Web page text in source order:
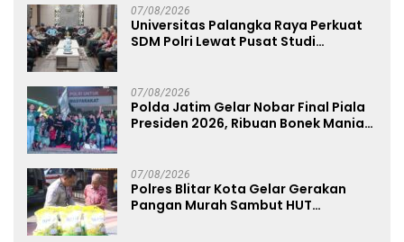
07/08/2026
Universitas Palangka Raya Perkuat
SDM Polri Lewat Pusat Studi
07/08/2026
Polda Jatim Gelar Nobar Final Piala
Presiden 2026, Ribuan Bonek Mania
07/08/2026
Polres Blitar Kota Gelar Gerakan
Pangan Murah Sambut HUT